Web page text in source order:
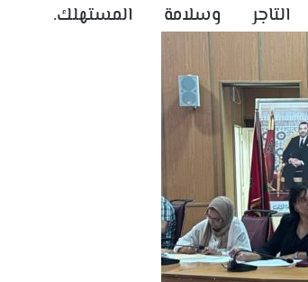
وسلامة المستهلك.